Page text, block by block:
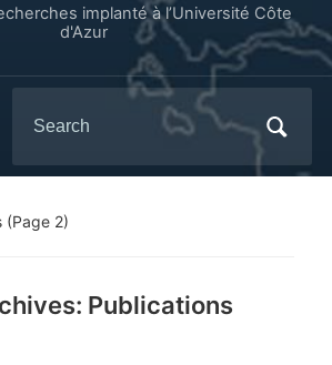
implanté à l’Université Côte
d'Azur
for:
(Page 2)
Publications